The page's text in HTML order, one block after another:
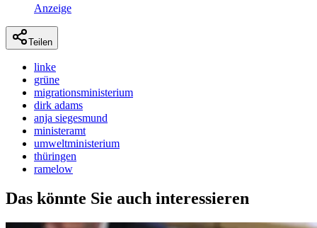
Anzeige
Teilen
linke
grüne
migrationsministerium
dirk adams
anja siegesmund
ministeramt
umweltministerium
thüringen
ramelow
Das könnte Sie auch interessieren